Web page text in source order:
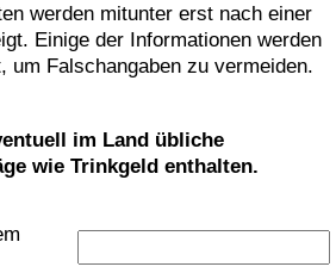
werden mitunter erst nach einer
Einige der Informationen werden
um Falschangaben zu vermeiden.
im Land übliche
wie Trinkgeld enthalten.
Land
Index (aktuell)
Index